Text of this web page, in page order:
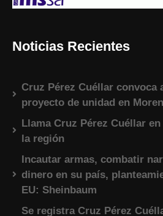
Noticias Recientes
Cruz Pérez Cuéllar convoca
proyecto de unidad en
Llama Cruz Pérez Cuéllar
la región
Incautar armas, combatir
dinero en su país,
EU: Sheinbaum
Se registra Cruz Pérez